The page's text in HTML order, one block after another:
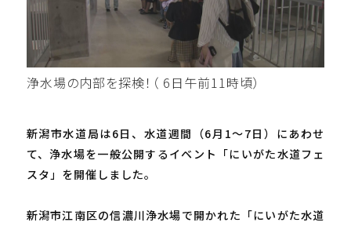
浄水場の内部を探検！（ 6日午前11時頃）
新潟市水道局は6日、水道週間（6月1～7日）にあわせ
て、浄水場を一般公開するイベント「にいがた水道フェ
スタ」を開催しました。
新潟市江南区の信濃川浄水場で開かれた「にいがた水道